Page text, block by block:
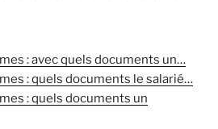
: avec quels documents un…
: quels documents le salarié…
: quels documents un